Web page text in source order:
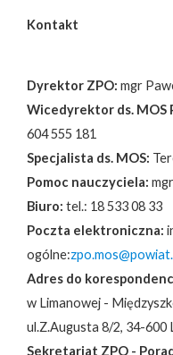
Kontakt
Dyrektor ZPO: mgr
Wicedyrektor ds. MOS
604 555 181
Specjalista ds. MOS:
Pomoc nauczyciela:
Biuro: tel.: 18 533 08 33
Poczta elektroniczna:
ogólne:
Adres do
w Limanowej -
ul.Z.Augusta 8/2, 34-600
Sekretariat ZPO -